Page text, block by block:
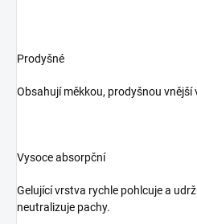
Prodyšné
Obsahují měkkou, prodyšnou vnější
Vysoce absorpční
Gelující vrstva rychle pohlcuje a
neutralizuje pachy.